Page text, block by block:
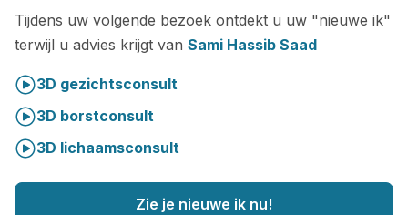
Tijdens uw volgende bezoek ontdekt u uw "nieuwe ik"
terwijl u advies krijgt van Sami Hassib Saad
3D gezichtsconsult
3D borstconsult
3D lichaamsconsult
Zie je nieuwe ik nu!